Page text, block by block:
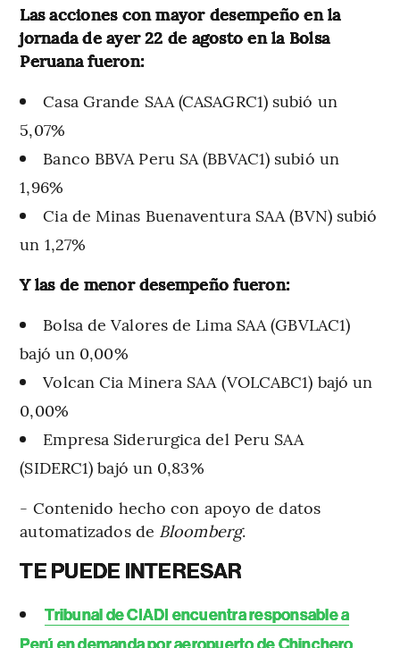
Las acciones con mayor desempeño en la
jornada de ayer 22 de agosto en la Bolsa
Peruana fueron:
Casa Grande SAA (CASAGRC1) subió un
5,07%
Banco BBVA Peru SA (BBVAC1) subió un
1,96%
Cia de Minas Buenaventura SAA (BVN) subió
un 1,27%
Y las de menor desempeño fueron:
Bolsa de Valores de Lima SAA (GBVLAC1)
bajó un 0,00%
Volcan Cia Minera SAA (VOLCABC1) bajó un
0,00%
Empresa Siderurgica del Peru SAA
(SIDERC1) bajó un 0,83%
- Contenido hecho con apoyo de datos
automatizados de Bloomberg.
TE PUEDE INTERESAR
Tribunal de CIADI encuentra responsable a